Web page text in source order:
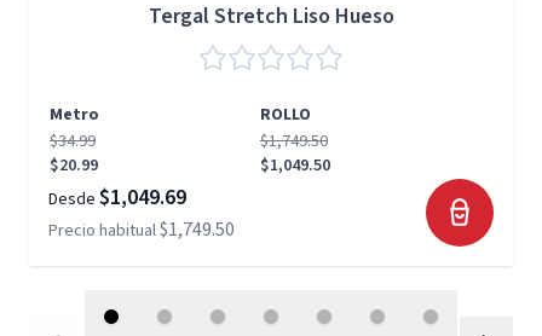
Tergal Stretch Liso Hueso
Metro
ROLLO
$34.99
$20.99
$1,749.50
$1,049.50
Desde $1,049.69
Precio habitual$1,749.50